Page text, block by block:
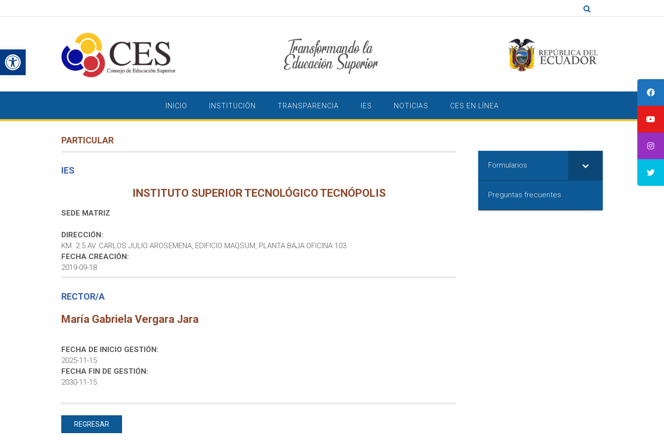
Abrir barra de herramientas
al
INICIO INSTITUCIÓN TRANSPARENCIA IES NOTICIAS CES EN LÍNEA
PARTICULAR
IES
INSTITUTO SUPERIOR TECNOLÓGICO TECNÓPOLIS
SEDE MATRIZ
DIRECCIÓN:
KM. 2.5 AV. CARLOS JULIO AROSEMENA, EDIFICIO MAQSUM, PLANTA BAJA OFICINA 103.
FECHA CREACIÓN:
2019-09-18
RECTOR/A
María Gabriela Vergara Jara
FECHA DE INICIO GESTIÓN:
2025-11-15
FECHA FIN DE GESTIÓN:
2030-11-15
REGRESAR
Formularios
Preguntas frecuentes